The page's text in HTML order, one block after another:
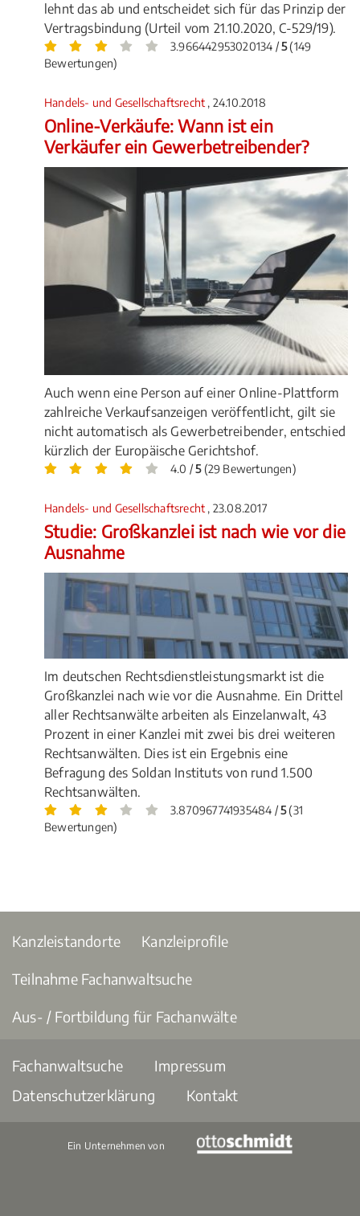
lehnt das ab und entscheidet sich für das Prinzip der
Vertragsbindung (Urteil vom 21.10.2020, C-529/19).
3.966442953020134 /5(149
Bewertungen)
Handels- und Gesellschaftsrecht , 24.10.2018
Online-Verkäufe: Wann ist ein
Verkäufer ein Gewerbetreibender?
Auch wenn eine Person auf einer Online-Plattform
zahlreiche Verkaufsanzeigen veröffentlicht, gilt sie
nicht automatisch als Gewerbetreibender, entschied
kürzlich der Europäische Gerichtshof.
4.0 /5(29 Bewertungen)
Handels- und Gesellschaftsrecht, 23.08.2017
Studie: Großkanzlei ist nach wie vor die
Ausnahme
Im deutschen Rechtsdienstleistungsmarkt ist die
Großkanzlei nach wie vor die Ausnahme. Ein Drittel
aller Rechtsanwälte arbeiten als Einzelanwalt, 43
Prozent in einer Kanzlei mit zwei bis drei weiteren
Rechtsanwälten. Dies ist ein Ergebnis eine
Befragung des Soldan Instituts von rund 1.500
Rechtsanwälten.
3.870967741935484 /5(31
Bewertungen)
Kanzleistandorte Kanzleiprofile
Teilnahme Fachanwaltsuche
Aus- / Fortbildung für Fachanwälte
Fachanwaltsuche
Impressum
Datenschutzerklärung
Kontakt
Ein Unternehmen von